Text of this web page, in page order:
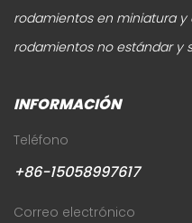
rodamientos en miniatura
rodamientos no estándar y
INFORMACIÓN
Teléfono
+86-15058997617
Correo electrónico